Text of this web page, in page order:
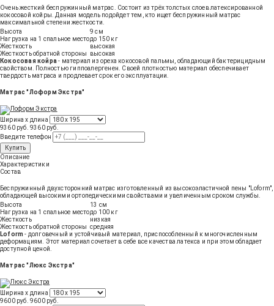
Очень жесткий беспружинный матрас. Состоит из трёх толстых слоев латексированной
кокосовой койры. Данная модель подойдет тем, кто ищет беспружинный матрас
максимальной степени жесткости.
Высота
9 см
Нагрузка на 1 спальное местодо 150 кг
Жесткость
высокая
Жесткость обратной стороны
высокая
Кокосовая койра- материал из ореха кокосовой пальмы, обладающий бактерицидным
свойством. Полностью гиппоалергенен. Своей плотностью материал обеспечивает
твердость матраса и продлевает срок его эксплуатации.
Матрас "Лоформ Экстра"
Ширина х длина
9360 руб. 9360 руб.
Введите телефон
Купить
Описание
Характеристики
Состав
Беспружинный двухсторонний матрас изготовленный из высокоэластичной пены "Loform",
обладающей высокими ортопедическими свойствами и увеличенным сроком службы.
Высота
13 см
Нагрузка на 1 спальное местодо 100 кг
Жесткость
низкая
Жесткость обратной стороны средняя
Loform - долговечный и устойчивый материал, приспособленный к многочисленным
деформациям. Этот материал сочетает в себе все качества латекса и при этом обладает
доступной ценой.
Матрас "Люкс Экстра"
Ширина х длина
9600 руб. 9600 руб.